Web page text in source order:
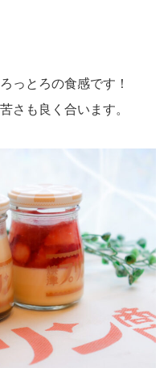
っとろの食感です！
さも良く合います。